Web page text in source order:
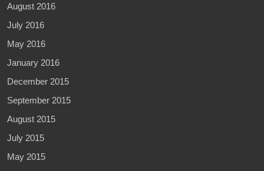
August 2016
July 2016
May 2016
January 2016
December 2015
September 2015
August 2015
July 2015
May 2015